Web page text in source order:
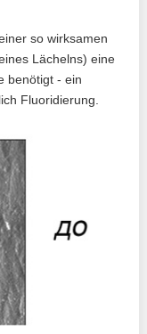
so wirksamen
Lächelns) eine
benötigt - ein
Fluoridierung.